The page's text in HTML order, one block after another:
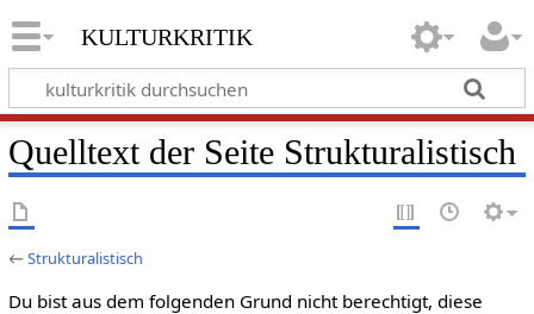
kulturkritik
Quelltext der Seite Strukturalistisch
←Strukturalistisch
Du bist aus dem folgenden Grund nicht berechtigt, diese